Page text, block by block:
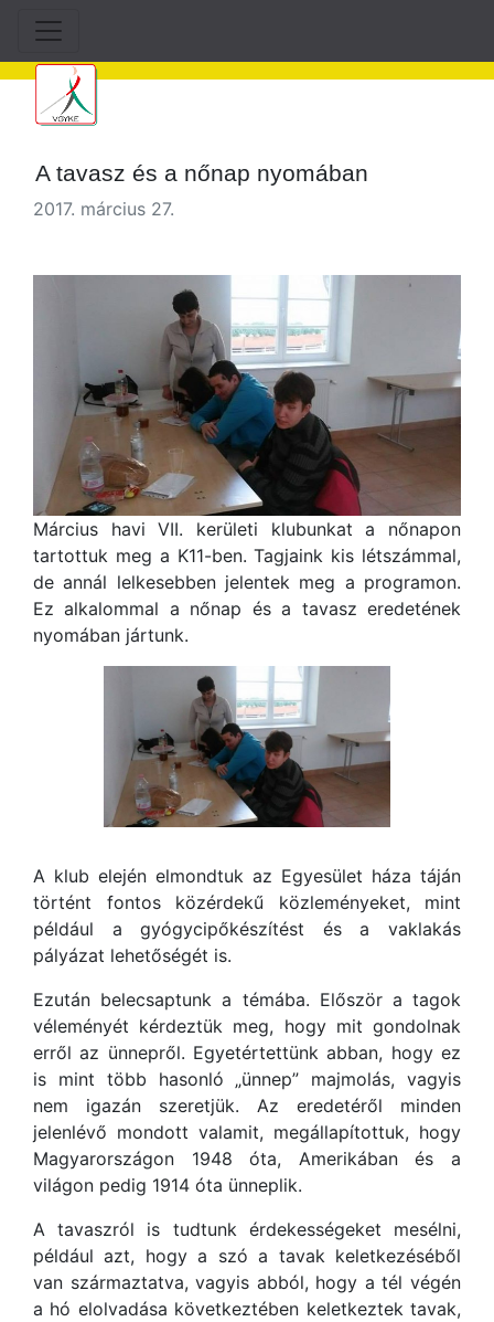
A tavasz és a nőnap nyomában
2017. március 27.
Március havi VII. kerületi klubunkat a nőnapon
tartottuk meg a K11-ben. Tagjaink kis létszámmal,
de annál lelkesebben jelentek meg a programon.
Ez alkalommal a nőnap és a tavasz eredetének
nyomában jártunk.
A klub elején elmondtuk az Egyesület háza táján
történt fontos közérdekű közleményeket, mint
például a gyógycipőkészítést és a vaklakás
pályázat lehetőségét is.
Ezután belecsaptunk a témába. Először a tagok
véleményét kérdeztük meg, hogy mit gondolnak
erről az ünnepről. Egyetértettünk abban, hogy ez
is mint több hasonló „ünnep” majmolás, vagyis
nem igazán szeretjük. Az eredetéről minden
jelenlévő mondott valamit, megállapítottuk, hogy
Magyarországon 1948 óta, Amerikában és a
világon pedig 1914 óta ünneplik.
A tavaszról is tudtunk érdekességeket mesélni,
például azt, hogy a szó a tavak keletkezéséből
van származtatva, vagyis abból, hogy a tél végén
a hó elolvadása következtében keletkeztek tavak,